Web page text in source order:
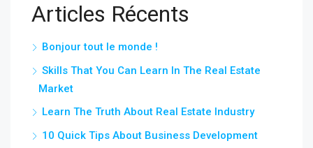
Articles Récents
Bonjour tout le monde !
Skills That You Can Learn In The Real Estate
Market
Learn The Truth About Real Estate Industry
10 Quick Tips About Business Development